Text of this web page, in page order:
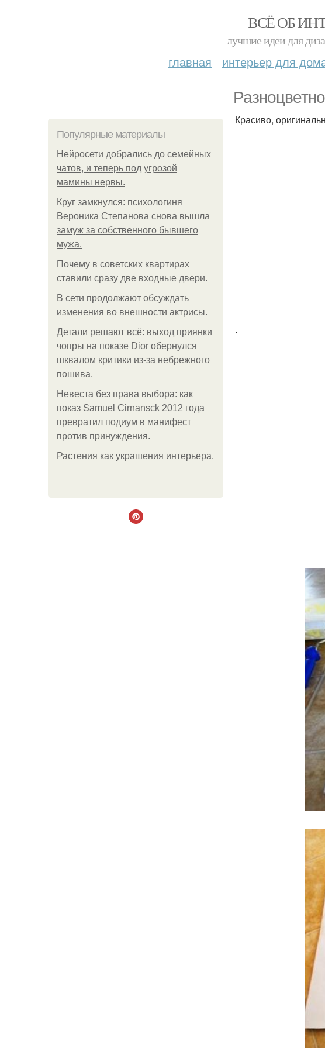
ВСЁ ОБ
лучшие идеи для
главная интерьер для
Популярные материалы
Нейросети добрались до семейных
чатов, и теперь под угрозой
мамины нервы.
Круг замкнулся: психологиня
Вероника Степанова снова вышла
замуж за собственного бывшего
мужа.
Почему в советских квартирах
ставили сразу две входные двери.
В сети продолжают обсуждать
изменения во внешности актрисы.
Детали решают всё: выход приянки
чопры на показе Dior обернулся
шквалом критики из-за небрежного
пошива.
Невеста без права выбора: как
показ Samuel Cirnansck 2012 года
превратил подиум в манифест
против принуждения.
Растения как украшения интерьера.
Красиво,
.